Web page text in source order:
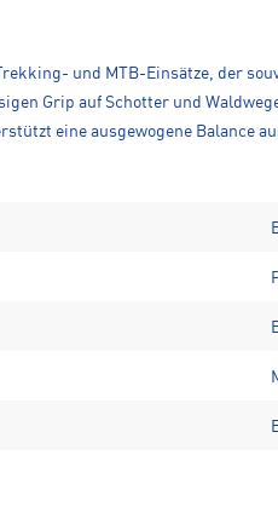
und MTB-Einsätze, der
Grip auf Schotter und
eine ausgewogene